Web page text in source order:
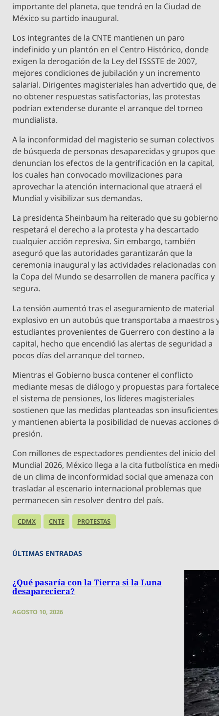
importante del planeta, que tendrá en la Ciudad de
México su partido inaugural.
Los integrantes de la CNTE mantienen un paro
indefinido y un plantón en el Centro Histórico, donde
exigen la derogación de la Ley del ISSSTE de 2007,
mejores condiciones de jubilación y un incremento
salarial. Dirigentes magisteriales han advertido que, de
no obtener respuestas satisfactorias, las protestas
podrían extenderse durante el arranque del torneo
mundialista.
A la inconformidad del magisterio se suman colectivos
de búsqueda de personas desaparecidas y grupos que
denuncian los efectos de la gentrificación en la capital,
los cuales han convocado movilizaciones para
aprovechar la atención internacional que atraerá el
Mundial y visibilizar sus demandas.
La presidenta Sheinbaum ha reiterado que su gobierno
respetará el derecho a la protesta y ha descartado
cualquier acción represiva. Sin embargo, también
aseguró que las autoridades garantizarán que la
ceremonia inaugural y las actividades relacionadas con
la Copa del Mundo se desarrollen de manera pacífica y
segura.
La tensión aumentó tras el aseguramiento de material
explosivo en un autobús que transportaba a maestros
estudiantes provenientes de Guerrero con destino a la
capital, hecho que encendió las alertas de seguridad a
pocos días del arranque del torneo.
Mientras el Gobierno busca contener el conflicto
mediante mesas de diálogo y propuestas para
el sistema de pensiones, los líderes magisteriales
sostienen que las medidas planteadas son insuficientes
y mantienen abierta la posibilidad de nuevas acciones
presión.
Con millones de espectadores pendientes del inicio del
Mundial 2026, México llega a la cita futbolística en
de un clima de inconformidad social que amenaza con
trasladar al escenario internacional problemas que
permanecen sin resolver dentro del país.
CDMX CNTE PROTESTAS
ÚLTIMAS ENTRADAS
¿Qué pasaría con la Tierra si la Luna
desapareciera?
AGOSTO 10, 2026